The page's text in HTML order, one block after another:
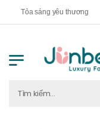
Tỏa sáng yêu thương